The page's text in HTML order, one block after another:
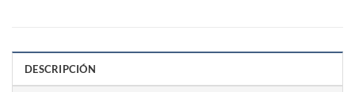
DESCRIPCIÓN